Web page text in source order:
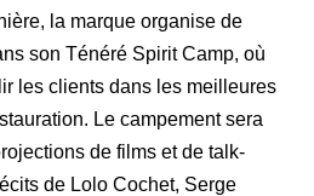
la marque organise de
son Ténéré Spirit Camp, où
les clients dans les meilleures
Le campement sera
de films et de talk-
de Lolo Cochet, Serge